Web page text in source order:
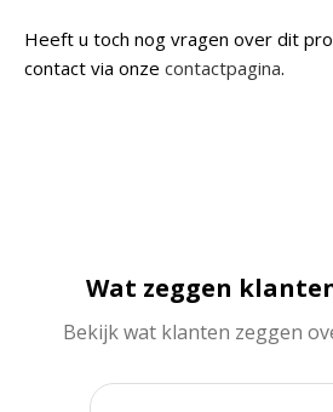
Heeft u toch nog vragen over dit
contact via onze contactpagina.
Wat zeggen
Bekijk wat klanten zeggen